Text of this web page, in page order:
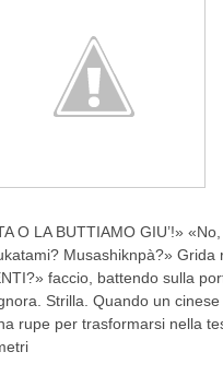
O LA BUTTIAMO GIU’!»
Musashiknpà?» Grida
faccio, battendo sulla
Strilla. Quando un
rupe per trasformarsi nella